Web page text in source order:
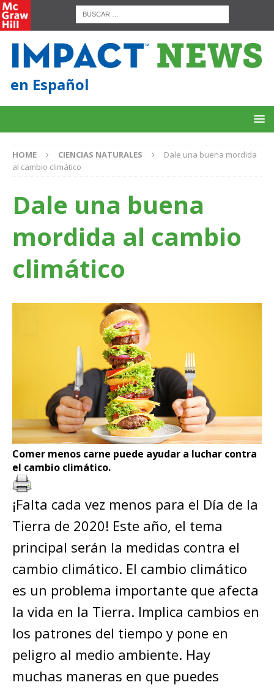
en Español
HOME CIENCIAS NATURALES
Dale una buena mordida
al cambio climático
Dale una buena
mordida al cambio
climático
Comer menos carne puede ayudar a luchar contra
el cambio climático.
¡Falta cada vez menos para el Día de la
Tierra de 2020! Este año, el tema
principal serán la medidas contra el
cambio climático. El cambio climático
es un problema importante que afecta
la vida en la Tierra. Implica cambios en
los patrones del tiempo y pone en
peligro al medio ambiente. Hay
muchas maneras en que puedes